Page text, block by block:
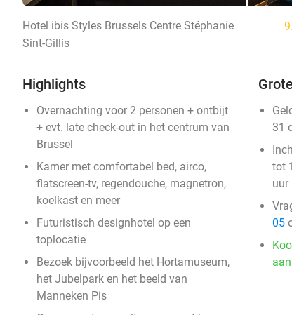
Hotel ibis Styles Brussels Centre Stéphanie
Sint-Gillis
Highlights
Overnachting voor 2 personen + ontbijt
+ evt. late check-out in het centrum van
Brussel
Kamer met comfortabel bed, airco,
flatscreen-tv, regendouche, magnetron,
koelkast en meer
Futuristisch designhotel op een
toplocatie
Bezoek bijvoorbeeld het Hortamuseum,
het Jubelpark en het beeld van
Manneken Pis
31
tot
uur
05